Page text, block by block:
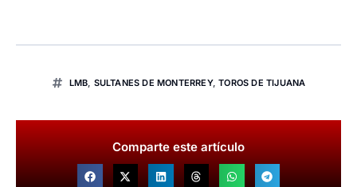
LMB, SULTANES DE MONTERREY,TOROS DE TIJUANA
Comparte este artículo